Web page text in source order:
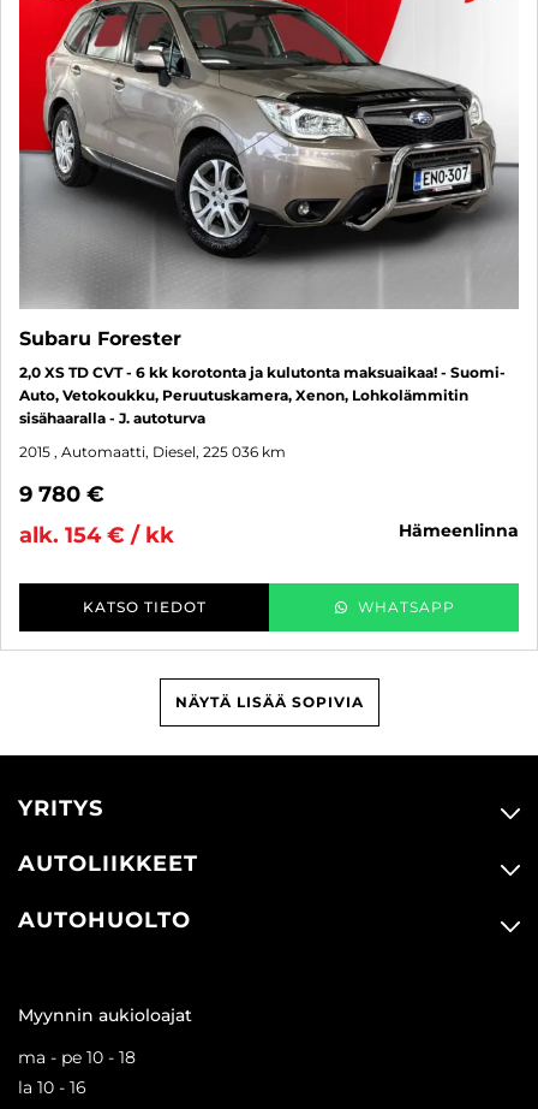
Subaru Forester
2,0 XS TD CVT - 6 kk korotonta ja kulutonta maksuaikaa! - Suomi-
Auto, Vetokoukku, Peruutuskamera, Xenon, Lohkolämmitin
sisähaaralla - J. autoturva
2015 , Automaatti, Diesel, 225 036 km
9 780 €
alk. 154 € / kk
hämeenlinna
KATSO TIEDOT WHATSAPP
NÄYTÄ LISÄÄ SOPIVIA
YRITYS
AUTOLIIKKEET
AUTOHUOLTO
Myynnin aukioloajat
ma - pe 10 - 18
la 10 - 16